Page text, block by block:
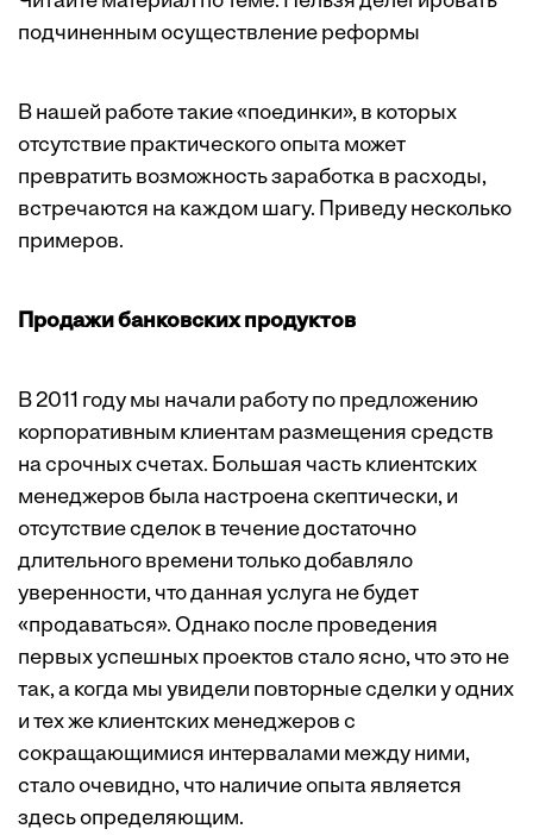
подчиненным осуществление реформы
В нашей работе такие «поединки», в которых
отсутствие практического опыта может
превратить возможность заработка в расходы,
встречаются на каждом шагу. Приведу несколько
примеров.
Продажи банковских продуктов
В 2011 году мы начали работу по предложению
корпоративным клиентам размещения средств
на срочных счетах. Большая часть клиентских
менеджеров была настроена скептически, и
отсутствие сделок в течение достаточно
длительного времени только добавляло
уверенности, что данная услуга не будет
«продаваться». Однако после проведения
первых успешных проектов стало ясно, что это не
так, а когда мы увидели повторные сделки у одних
и тех же клиентских менеджеров с
сокращающимися интервалами между ними,
стало очевидно, что наличие опыта является
здесь определяющим.